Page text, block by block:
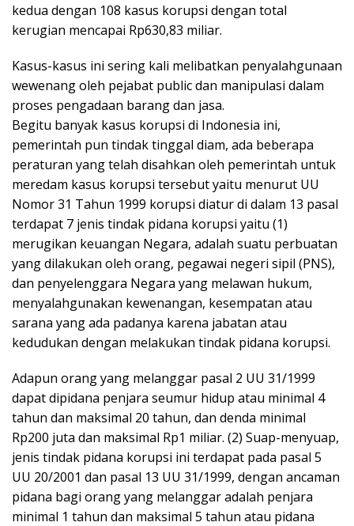
kedua dengan 108 kasus korupsi dengan total
kerugian mencapai Rp630,83 miliar.
Kasus-kasus ini sering kali melibatkan penyalahgunaan
wewenang oleh pejabat public dan manipulasi dalam
proses pengadaan barang dan jasa.
Begitu banyak kasus korupsi di Indonesia ini,
pemerintah pun tindak tinggal diam, ada beberapa
peraturan yang telah disahkan oleh pemerintah untuk
meredam kasus korupsi tersebut yaitu menurut UU
Nomor 31 Tahun 1999 korupsi diatur di dalam 13 pasal
terdapat 7 jenis tindak pidana korupsi yaitu (1)
merugikan keuangan Negara, adalah suatu perbuatan
yang dilakukan oleh orang, pegawai negeri sipil (PNS),
dan penyelenggara Negara yang melawan hukum,
menyalahgunakan kewenangan, kesempatan atau
sarana yang ada padanya karena jabatan atau
kedudukan dengan melakukan tindak pidana korupsi.
Adapun orang yang melanggar pasal 2 UU 31/1999
dapat dipidana penjara seumur hidup atau minimal 4
tahun dan maksimal 20 tahun, dan denda minimal
Rp200 juta dan maksimal Rp1 miliar. (2) Suap-menyuap,
jenis tindak pidana korupsi ini terdapat pada pasal 5
UU 20/2001 dan pasal 13 UU 31/1999, dengan ancaman
pidana bagi orang yang melanggar adalah penjara
minimal 1 tahun dan maksimal 5 tahun atau pidana